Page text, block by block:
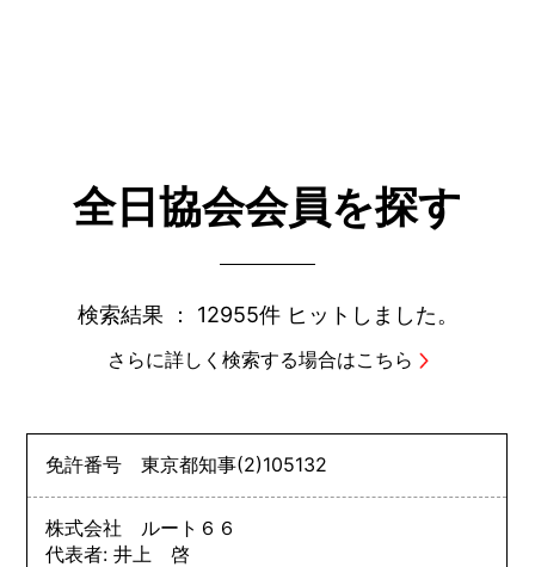
全日協会会員を探す
検索結果 ： 12955件ヒットしました。
さらに詳しく検索する場合はこちら
免許番号東京都知事(2)105132
株式会社 ルート６６
代表者: 井上 啓